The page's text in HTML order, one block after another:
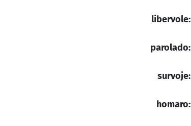
libervole:
parolado:
survoje:
homaro: